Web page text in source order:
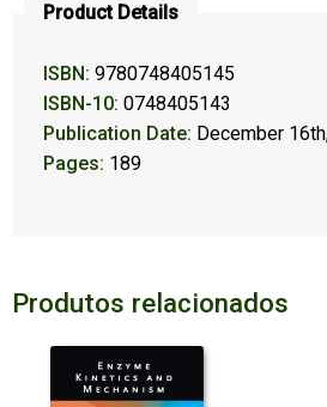
Product Details
ISBN: 9780748405145
ISBN-10: 0748405143
Publication Date: December
Pages: 189
Produtos relacionados